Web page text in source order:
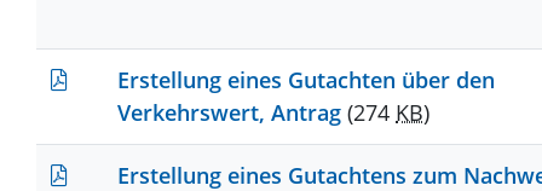
Erstellung eines Gutachten über den
Verkehrswert, Antrag (274 KB)
Erstellung eines Gutachtens zum